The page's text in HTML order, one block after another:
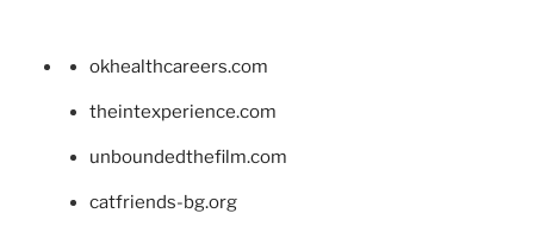
okhealthcareers.com
theintexperience.com
unboundedthefilm.com
catfriends-bg.org